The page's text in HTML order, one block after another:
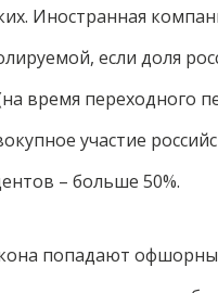
Иностранная
если доля
время переходного
участие
– больше 50%.
попадают